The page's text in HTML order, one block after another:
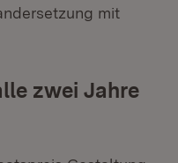
mit
zwei Jahre